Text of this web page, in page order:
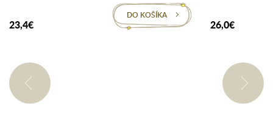
23,4€
DO KOŠÍKA
26,0€